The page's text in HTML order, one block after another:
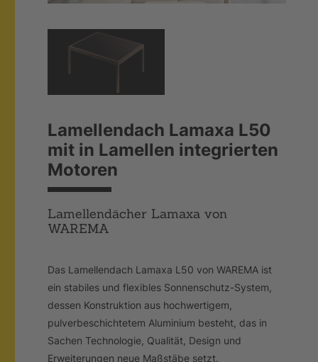
Lamellendach Lamaxa L50
mit in Lamellen integrierten
Motoren
Lamellendächer Lamaxa von
WAREMA
Das Lamellendach Lamaxa L50 von WAREMA ist
ein stabiles und flexibles Sonnenschutz-System,
dessen Konstruktion aus hochwertigem,
pulverbeschichtetem Aluminium besteht, das in
Sachen Technologie, Qualität, Design und
Erweiterungen neue Maßstäbe setzt.